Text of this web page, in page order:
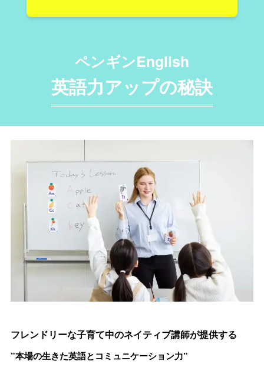
ペンギンEnglish
英語力アップの秘訣
フレンドリーな子育て中のネイティブ講師が提供する
”本場の生きた英語とコミュニケーション力”